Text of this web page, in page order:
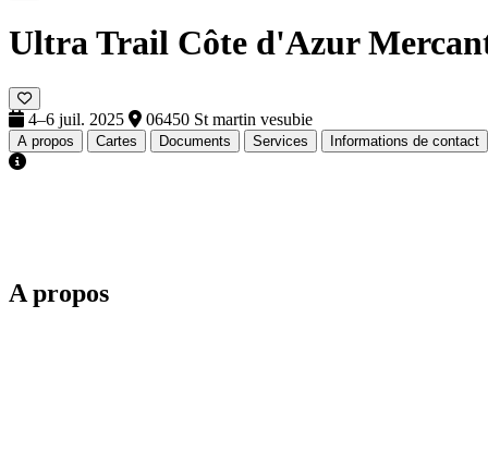
Ultra Trail Côte d'Azur
4–6 juil. 2025 06450 St martin vesubie
A propos Cartes Documents Services Informations de contact
A propos